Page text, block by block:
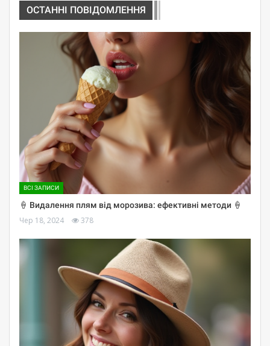
ОСТАННІ ПОВІДОМЛЕННЯ
ВСІ ЗАПИСИ
🍦 Видалення плям від морозива: ефективні методи 🍦
Чер 18, 2024 378